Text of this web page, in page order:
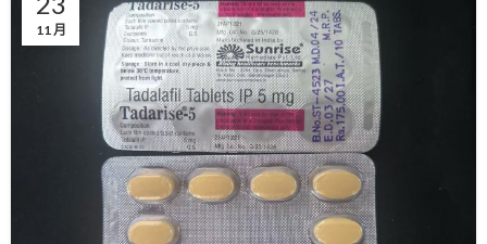
11 月